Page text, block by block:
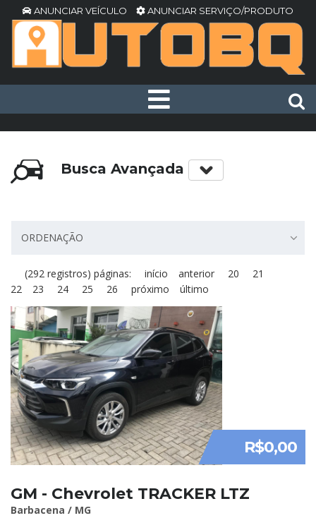
ANUNCIAR VEÍCULO ANUNCIAR SERVIÇO/PRODUTO
Busca Avançada
ORDENAÇÃO
(292 registros) páginas: início anterior 20
21
22
23 24 25 26 próximo último
R$0,00
GM - Chevrolet TRACKER LTZ
Barbacena / MG